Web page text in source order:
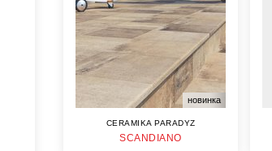
новинка
CERAMIKA PARADYZ
SCANDIANO